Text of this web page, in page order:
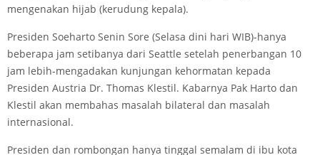
mengenakan hijab (kerudung kepala).
Presiden Soeharto Senin Sore (Selasa dini hari WIB)-hanya
beberapa jam setibanya dari Seattle setelah penerbangan 10
jam lebih-mengadakan kunjungan kehormatan kepada
Presiden Austria Dr. Thomas Klestil. Kabarnya Pak Harto dan
Klestil akan membahas masalah bilateral dan masalah
internasional.
Presiden dan rombongan hanya tinggal semalam di ibu kota